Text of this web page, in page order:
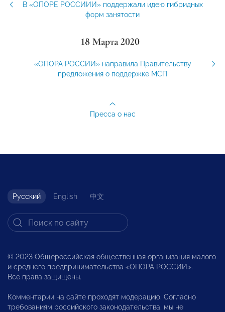
В «ОПОРЕ РОССИИИ» поддержали идею гибридных
форм занятости
18 Марта 2020
«ОПОРА РОССИИ» направила Правительству
предложения о поддержке МСП
Пресса о нас
Русский English 中文
© 2023 Общероссийская общественная организация малого
и среднего предпринимательства «ОПОРА РОССИИ».
Все права защищены.
Комментарии на сайте проходят модерацию. Согласно
требованиям российского законодательства, мы не